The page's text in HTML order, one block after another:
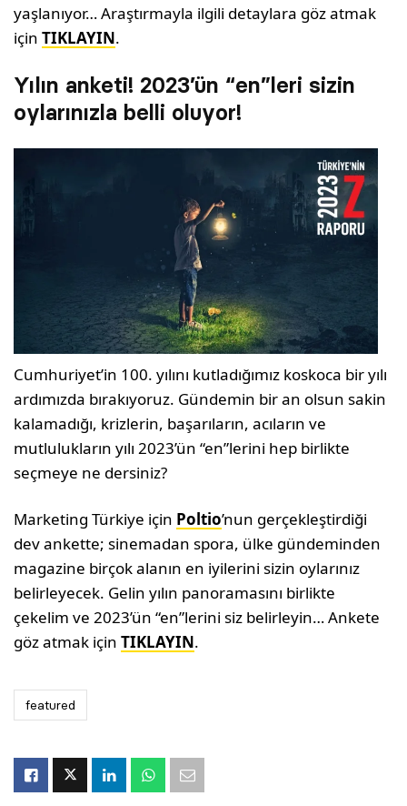
yaşlanıyor… Araştırmayla ilgili detaylara göz atmak
içinTIKLAYIN.
Yılın anketi! 2023’ün “en”leri sizin
oylarınızla belli oluyor!
Cumhuriyet’in 100. yılını kutladığımız koskoca bir yılı
ardımızda bırakıyoruz. Gündemin bir an olsun sakin
kalamadığı, krizlerin, başarıların, acıların ve
mutlulukların yılı 2023’ün “en”lerini hep birlikte
seçmeye ne dersiniz?
Marketing Türkiye için Poltio’nun gerçekleştirdiği
dev ankette; sinemadan spora, ülke gündeminden
magazine birçok alanın en iyilerini sizin oylarınız
belirleyecek. Gelin yılın panoramasını birlikte
çekelim ve 2023’ün “en”lerini siz belirleyin… Ankete
göz atmak içinTIKLAYIN.
featured